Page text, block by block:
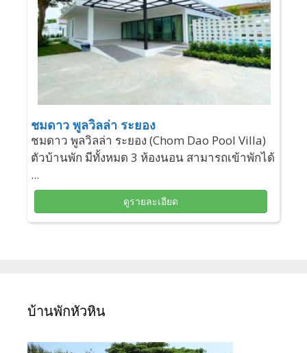
ชมดาว พูลวิลล่า ระยอง
ชมดาว พูลวิลล่า ระยอง (Chom Dao Pool Villa)
ตัวบ้านพัก มีทั้งหมด 3 ห้องนอน สามารถเข้าพักได้
...
ดูรายละเอียด
บ้านพักหัวหิน